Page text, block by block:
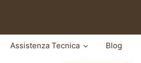
Assistenza Tecnica Blog